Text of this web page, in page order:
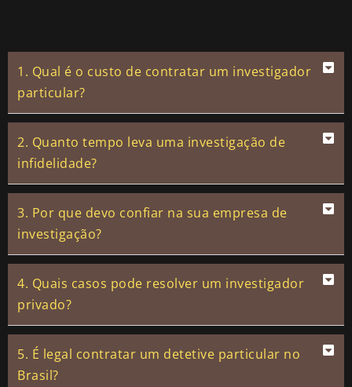
1. Qual é o custo de contratar um investigador
particular?
2. Quanto tempo leva uma investigação de
infidelidade?
3. Por que devo confiar na sua empresa de
investigação?
4. Quais casos pode resolver um investigador
privado?
5. É legal contratar um detetive particular no
Brasil?